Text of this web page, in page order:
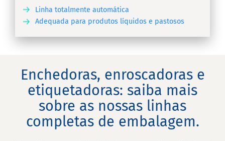
Linha totalmente automática
Adequada para produtos líquidos e pastosos
Enchedoras, enroscadoras e
etiquetadoras: saiba mais
sobre as nossas linhas
completas de embalagem.